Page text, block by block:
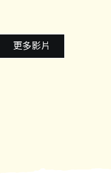
更多影片